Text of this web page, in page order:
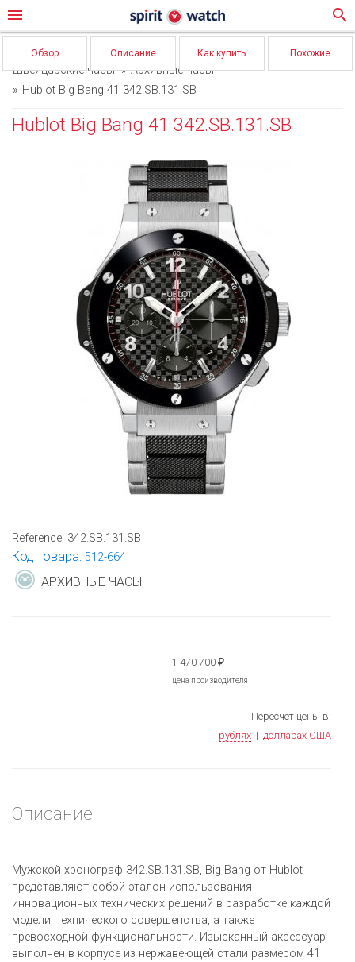
menu search
Обзор Описание Как купить Похожие
Швейцарские часы
Архивные часы
Hublot Big Bang 41 342.SB.131.SB
Hublot Big Bang 41 342.SB.131.SB
Reference: 342.SB.131.SB
Код товара: 512-664
АРХИВНЫЕ ЧАСЫ
1 470 700 ₽
цена производителя
Пересчет цены в:
рублях | долларах США
Описание
Мужской хронограф 342.SB.131.SB, Big Bang от Hublot
представляют собой эталон использования
инновационных технических решений в разработке каждой
модели, технического совершенства, а также
превосходной функциональности. Изысканный аксессуар
выполнен в корпусе из нержавеющей стали размером 41